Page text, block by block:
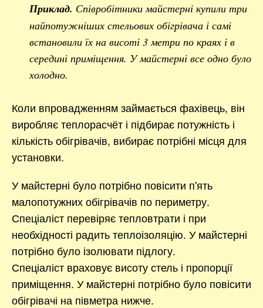
Приклад. Співробітники майстерні купили три
найпотужніших стельових обігрівача і самі
встановили їх на висоті 3 метри по краях і в
середині приміщення. У майстерні все одно було
холодно.
Коли впровадженням займається фахівець, він
виробляє теплорасчёт і підбирає потужність і
кількість обігрівачів, вибирає потрібні місця для
установки.
У майстерні було потрібно повісити п'ять
малопотужних обігрівачів по периметру.
Спеціаліст перевіряє тепловтрати і при
необхідності радить теплоізоляцію. У майстерні
потрібно було ізолювати підлогу.
Спеціаліст враховує висоту стель і пропорції
приміщення. У майстерні потрібно було повісити
обігрівачі на півметра нижче.